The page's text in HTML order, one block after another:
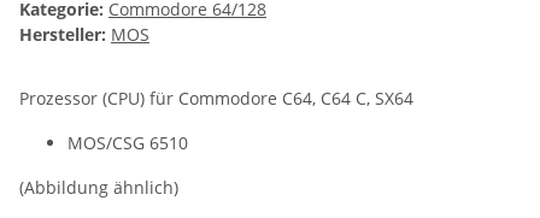
Kategorie: Commodore 64/128
Hersteller: MOS
Prozessor (CPU) für Commodore C64, C64 C, SX64
MOS/CSG 6510
(Abbildung ähnlich)